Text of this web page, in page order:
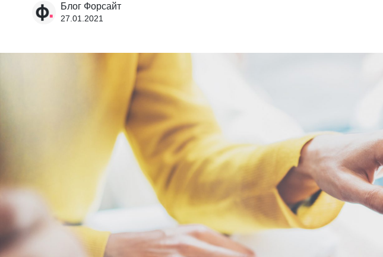
Блог Форсайт
27.01.2021